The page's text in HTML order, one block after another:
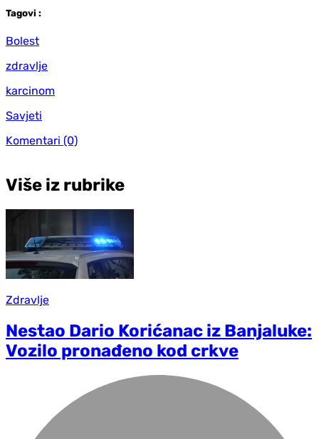
Tagovi :
Bolest
zdravlje
karcinom
Savjeti
Komentari (0)
Više iz rubrike
Zdravlje
Nestao Dario Korićanac iz Banjaluke:
Vozilo pronađeno kod crkve